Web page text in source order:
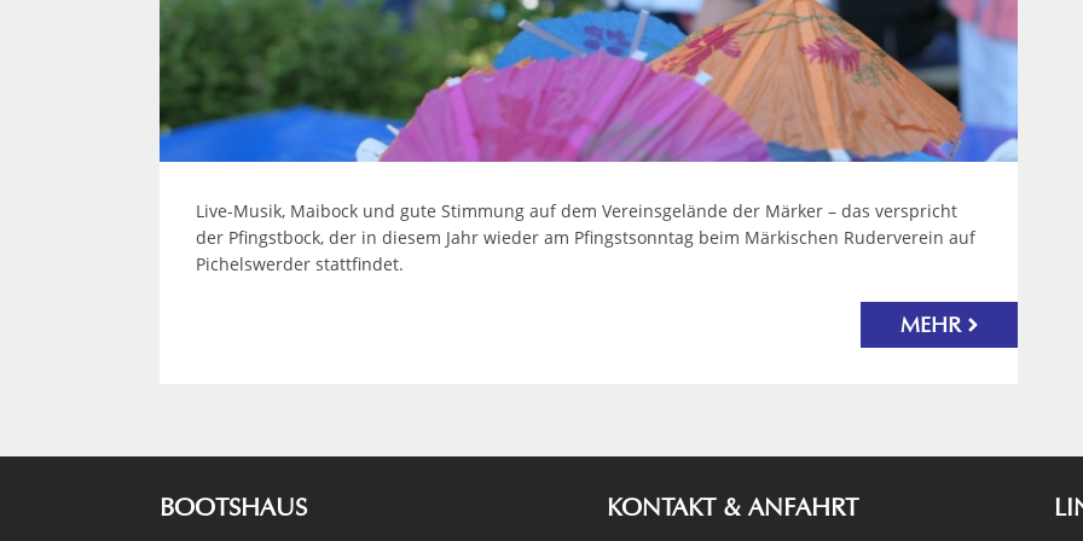
Live-Musik, Maibock und gute Stimmung auf dem Vereinsgelände der Märker – das verspricht
der Pfingstbock, der in diesem Jahr wieder am Pfingstsonntag beim Märkischen Ruderverein auf
Pichelswerder stattfindet.
MEHR
BOOTSHAUS KONTAKT & ANFAHRT